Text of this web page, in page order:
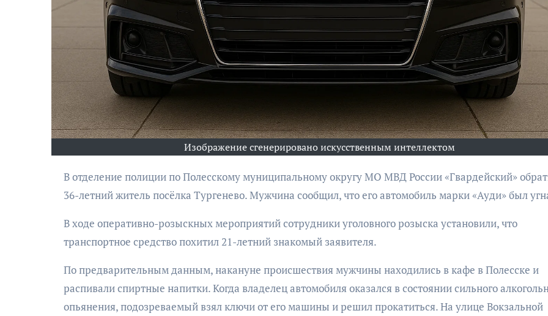
Изображение сгенерировано искусственным интеллектом
В отделение полиции по Полесскому муниципальному округу МО МВД России «Гвардейский» обратился
36-летний житель посёлка Тургенево. Мужчина сообщил, что его автомобиль марки «Ауди» был
В ходе оперативно-розыскных мероприятий сотрудники уголовного розыска установили, что
транспортное средство похитил 21-летний знакомый заявителя.
По предварительным данным, накануне происшествия мужчины находились в кафе в Полесске и
распивали спиртные напитки. Когда владелец автомобиля оказался в состоянии сильного
опьянения, подозреваемый взял ключи от его машины и решил прокатиться. На улице Вокзальной
АФИША
Музыкально-
поэтический
моноспектакль
«Исповедь в четыре
четверти пути»
ОБЩЕСТВО
Николай Патрушев
поддержал
проведение в
Калининграде
«Открытое море»
КУЛЬТУРА
ОБЩЕСТВО
Организаторы
фестиваля
«Открытое
объявили даты
проведения!